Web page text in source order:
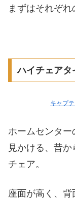
まずはそれぞれ
ハイチェアタ
キャプ
ホームセンター
見かける、昔
チェア。
座面が高く、